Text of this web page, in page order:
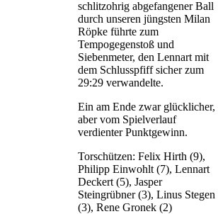
schlitzohrig abgefangener Ball
durch unseren jüngsten Milan
Röpke führte zum
Tempogegenstoß und
Siebenmeter, den Lennart mit
dem Schlusspfiff sicher zum
29:29 verwandelte.
Ein am Ende zwar glücklicher,
aber vom Spielverlauf
verdienter Punktgewinn.
Torschützen: Felix Hirth (9),
Philipp Einwohlt (7), Lennart
Deckert (5), Jasper
Steingrübner (3), Linus Stegen
(3), Rene Gronek (2)